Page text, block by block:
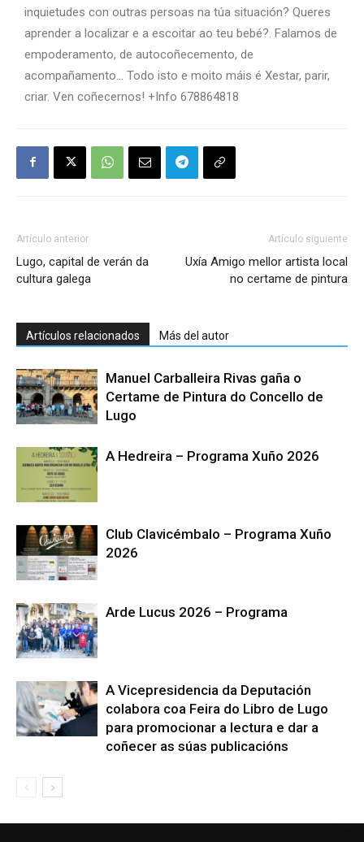
inquietudes con outras persoas na túa situación? Queres
aprender a localizar e a escoitar ao teu bebé?. Falamos de
empoderamento, de autocoñecemento, de
acompañamento… Todo isto e moito máis é Xestar, parir,
criar. Ven coñecernos! +Info 678864818
Artículo anterior
Lugo, capital de verán da
cultura galega
Artículo siguiente
Uxía Amigo mellor artista local
no certame de pintura
Artículos relacionados Más del autor
Manuel Carballeira Rivas gaña o
Certame de Pintura do Concello de
Lugo
A Hedreira – Programa Xuño 2026
Club Clavicémbalo – Programa Xuño
2026
Arde Lucus 2026 – Programa
A Vicepresidencia da Deputación
colabora coa Feira do Libro de Lugo
para promocionar a lectura e dar a
coñecer as súas publicacións